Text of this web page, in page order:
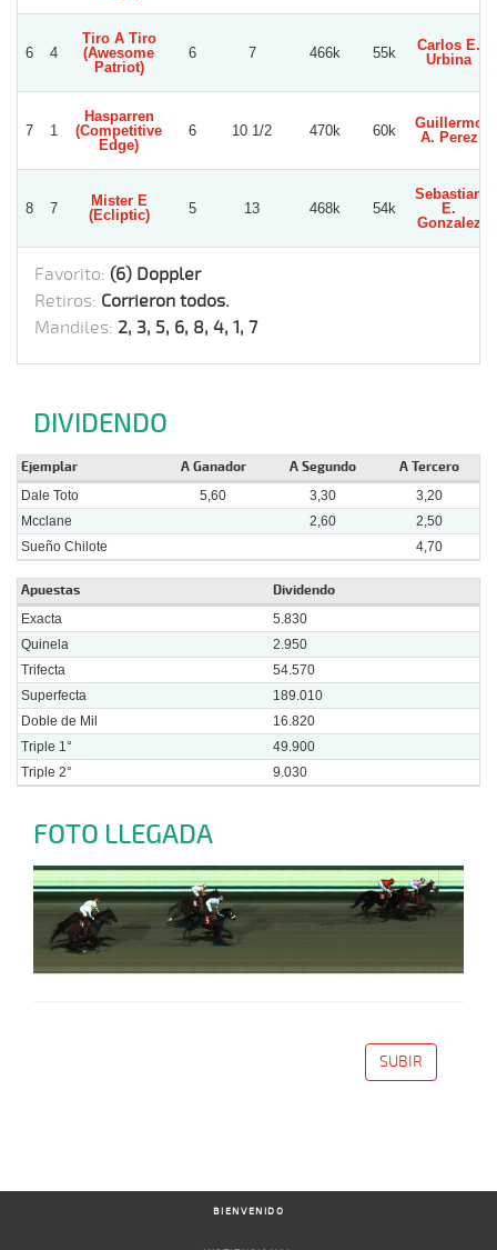
6 4
Tiro A Tiro
(Awesome
Patriot)
6 7 466k 55k
Carlos E.
Urbina
7 1
Hasparren
(Competitive
Edge)
6 10 1/2 470k 60k
Guillermo
A. Perez
8 7
Mister E
(Ecliptic)
5 13 468k 54k
Sebastian
E.
Gonzalez
Favorito: (6) Doppler
Retiros: Corrieron todos.
Mandiles: 2, 3, 5, 6, 8, 4, 1, 7
DIVIDENDO
Ejemplar A Ganador A Segundo A Tercero
Dale Toto 5,60 3,30
3,20
Mcclane
2,60
2,50
Sueño Chilote
4,70
Apuestas Dividendo
Exacta
5.830
Quinela
2.950
Trifecta
54.570
Superfecta
189.010
Doble de Mil
16.820
Triple 1°
49.900
Triple 2°
9.030
FOTO LLEGADA
SUBIR
BIENVENIDO